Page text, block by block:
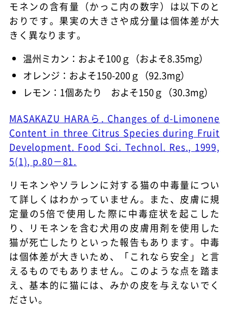
モネンの含有量（かっこ内の数字）は以下のと
おりです。果実の大きさや成分量は個体差が大
きく異なります。
温州ミカン：およそ100ｇ（およそ8.35mg）
オレンジ：およそ150-200ｇ（92.3mg）
レモン：1個あたり およそ150ｇ（30.3mg）
MASAKAZU HARAら. Changes of d-Limonene
Content in three Citrus Species during Fruit
Development. Food Sci. Technol. Res., 1999,
5(1), p.80－81.
リモネンやソラレンに対する猫の中毒量につい
て詳しくはわかっていません。また、皮膚に規
定量の5倍で使用した際に中毒症状を起こした
り、リモネンを含む犬用の皮膚用剤を使用した
猫が死亡したりといった報告もあります。中毒
は個体差が大きいため、「これなら安全」と言
えるものでもありません。このような点を踏ま
え、基本的に猫には、みかの皮を与えないでく
ださい。